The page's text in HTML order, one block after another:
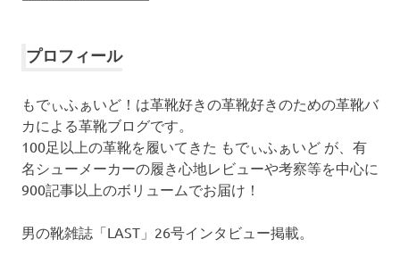
イ
プロフィール
もでぃふぁいど！は革靴好きの革靴好きのための革靴バ
カによる革靴ブログです。
100足以上の革靴を履いてきた もでぃふぁいど が、有
名シューメーカーの履き心地レビューや考察等を中心に
900記事以上のボリュームでお届け！
男の靴雑誌「LAST」26号インタビュー掲載。